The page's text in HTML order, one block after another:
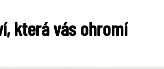
která vás ohromí